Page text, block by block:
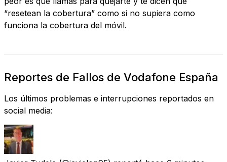
“resetean la cobertura” como si no supiera como
funciona la cobertura del móvil.
Reportes de Fallos de Vodafone España
Los últimos problemas e interrupciones reportados en
social media: